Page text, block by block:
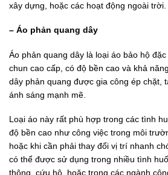
xây dựng, hoặc các hoạt động ngoài trời.
– Áo phản quang dây
Áo phản quang dây là loại áo bảo hộ
chun cao cấp, có độ bền cao và khả
dây phản quang được gia công ép chặt,
ánh sáng mạnh mẽ.
Loại áo này rất phù hợp trong các tình
độ bền cao như công việc trong môi
hoặc khi cần phải thay đổi vị trí nhanh
có thể được sử dụng trong nhiều tình
thông, cứu hộ, hoặc trong các ngành